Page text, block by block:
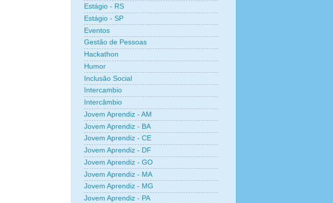
Estágio - RS
Estágio - SP
Eventos
Gestão de Pessoas
Hackathon
Humor
Inclusão Social
Intercambio
Intercâmbio
Jovem Aprendiz - AM
Jovem Aprendiz - BA
Jovem Aprendiz - CE
Jovem Aprendiz - DF
Jovem Aprendiz - GO
Jovem Aprendiz - MA
Jovem Aprendiz - MG
Jovem Aprendiz - PA